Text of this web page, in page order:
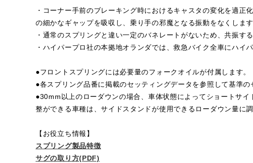
・コーナー手前のブレーキング時におけるキャスタの変化を適正
の細かなギャップを吸収し、乗り手の邪魔となる振動をなくします
・通常のスプリングと違い一定のバネレートがないため、共振す
・ハイパープロ社の本拠地オランダでは、救急バイク全車にハイ
●フロントスプリングには必要量のフォークオイルが付属します。
●各スプリング品番に掲載のセッティングデータを参照して基準の
●30mm以上のローダウンの場合、車体状態によってショートサ
整ができる車種は、サイドスタンドが使用できるローダウン量に
【お役立ち情報】
スプリング製品特徴
サグの取り方(PDF)